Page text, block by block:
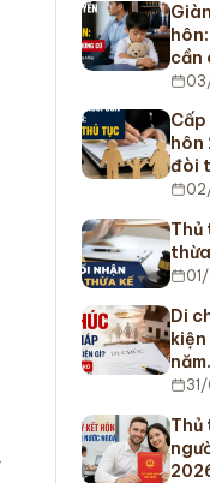
cần
Cấp
hôn
đòi
Thủ
Di
kiện
Thủ